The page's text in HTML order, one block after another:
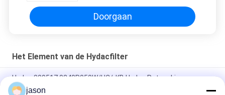
Doorgaan
Het Element van de Hydacfilter
Hydac 309517 0240R050W/HC/-KB Hydac Return Line
Elements
jason